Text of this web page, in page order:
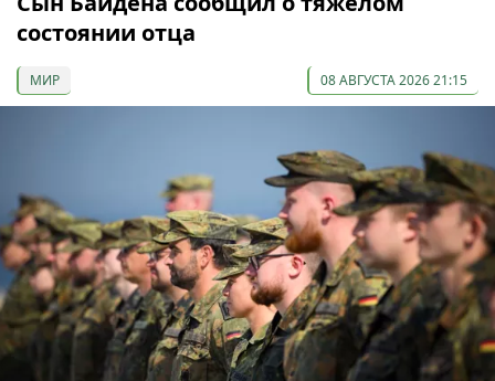
состоянии отца
МИР 08 АВГУСТА 2026 21:15